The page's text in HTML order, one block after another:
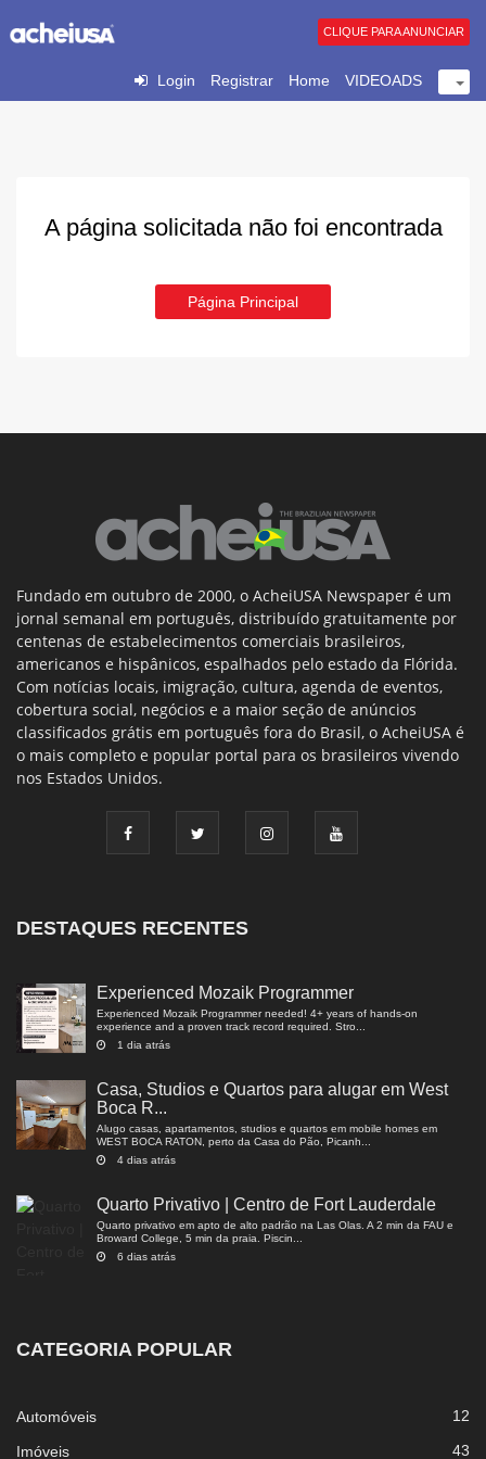
Login Registrar Home VIDEOADS
CLIQUE PARA ANUNCIAR
A página solicitada não foi encontrada
Página Principal
Fundado em outubro de 2000, o AcheiUSA Newspaper é um
jornal semanal em português, distribuído gratuitamente por
centenas de estabelecimentos comerciais brasileiros,
americanos e hispânicos, espalhados pelo estado da Flórida.
Com notícias locais, imigração, cultura, agenda de eventos,
cobertura social, negócios e a maior seção de anúncios
classificados grátis em português fora do Brasil, o AcheiUSA é
o mais completo e popular portal para os brasileiros vivendo
nos Estados Unidos.
DESTAQUES RECENTES
Experienced Mozaik Programmer
Experienced Mozaik Programmer needed! 4+ years of hands-on
experience and a proven track record required. Stro...
1 dia atrás
Casa, Studios e Quartos para alugar em West
Boca R...
Alugo casas, apartamentos, studios e quartos em mobile homes em
WEST BOCA RATON, perto da Casa do Pão, Picanh...
4 dias atrás
Quarto Privativo | Centro de Fort Lauderdale
Quarto privativo em apto de alto padrão na Las Olas. A 2 min da FAU e
Broward College, 5 min da praia. Piscin...
6 dias atrás
CATEGORIA POPULAR
Automóveis 12
Imóveis 43